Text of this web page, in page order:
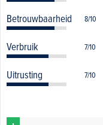
Betrouwbaarheid 8/10
Verbruik 7/10
Uitrusting 7/10